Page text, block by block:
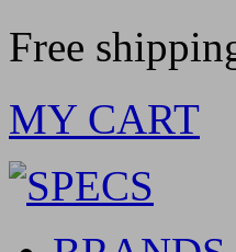
Free
MY CART